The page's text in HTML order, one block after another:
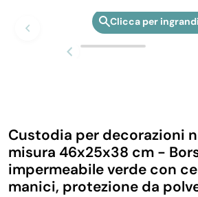
GIARDINO E ARREDO PER
CASA E PERSONA
FERRAMENTA E LINEA AUTO
Personalizzazione Monouso
Zoom
Custodia per decorazioni
misura 46x25x38 cm -
impermeabile verde con
manici, protezione da